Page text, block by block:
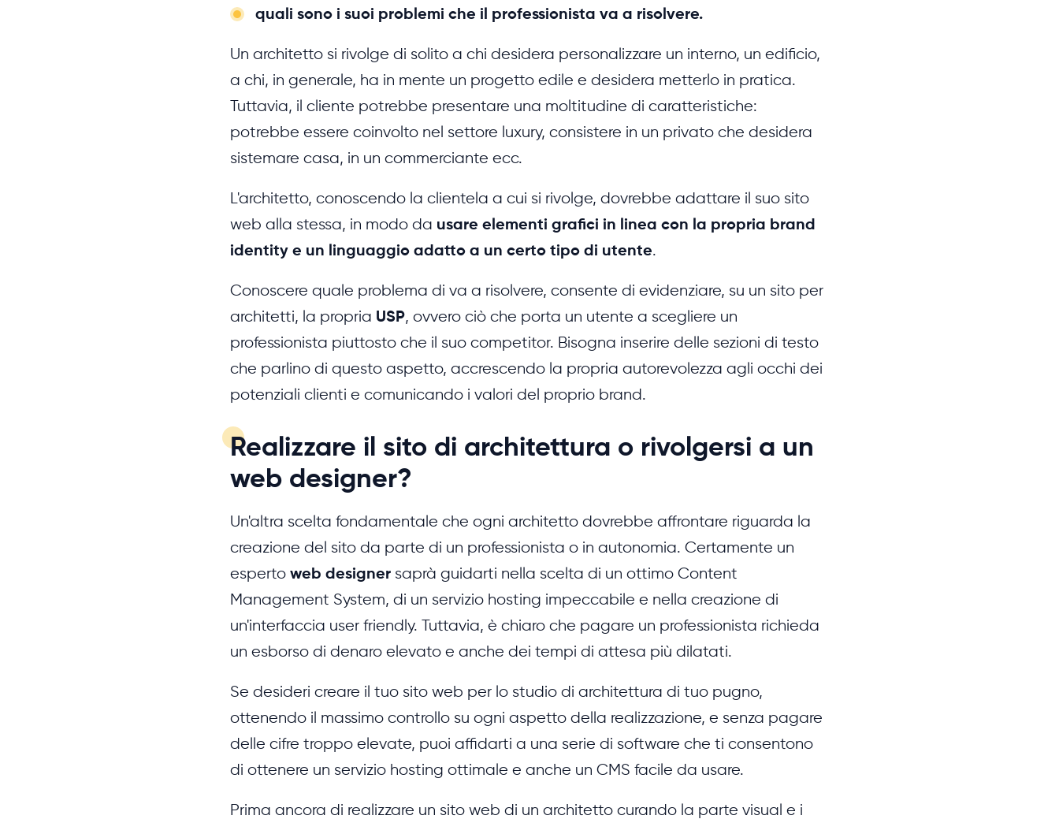
quali sono i suoi problemi che il professionista va a risolvere.
Un architetto si rivolge di solito a chi desidera personalizzare un interno, un edificio,
a chi, in generale, ha in mente un progetto edile e desidera metterlo in pratica.
Tuttavia, il cliente potrebbe presentare una moltitudine di caratteristiche:
potrebbe essere coinvolto nel settore luxury, consistere in un privato che desidera
sistemare casa, in un commerciante ecc.
L'architetto, conoscendo la clientela a cui si rivolge, dovrebbe adattare il suo sito
web alla stessa, in modo da usare elementi grafici in linea con la propria brand
identity e un linguaggio adatto a un certo tipo di utente.
Conoscere quale problema di va a risolvere, consente di evidenziare, su un sito per
architetti, la propria USP, ovvero ciò che porta un utente a scegliere un
professionista piuttosto che il suo competitor. Bisogna inserire delle sezioni di testo
che parlino di questo aspetto, accrescendo la propria autorevolezza agli occhi dei
potenziali clienti e comunicando i valori del proprio brand.
Realizzare il sito di architettura o rivolgersi a un
web designer?
Un'altra scelta fondamentale che ogni architetto dovrebbe affrontare riguarda la
creazione del sito da parte di un professionista o in autonomia. Certamente un
esperto web designer saprà guidarti nella scelta di un ottimo Content
Management System, di un servizio hosting impeccabile e nella creazione di
un'interfaccia user friendly. Tuttavia, è chiaro che pagare un professionista richieda
un esborso di denaro elevato e anche dei tempi di attesa più dilatati.
Se desideri creare il tuo sito web per lo studio di architettura di tuo pugno,
ottenendo il massimo controllo su ogni aspetto della realizzazione, e senza pagare
delle cifre troppo elevate, puoi affidarti a una serie di software che ti consentono
di ottenere un servizio hosting ottimale e anche un CMS facile da usare.
Prima ancora di realizzare un sito web di un architetto curando la parte visual e i